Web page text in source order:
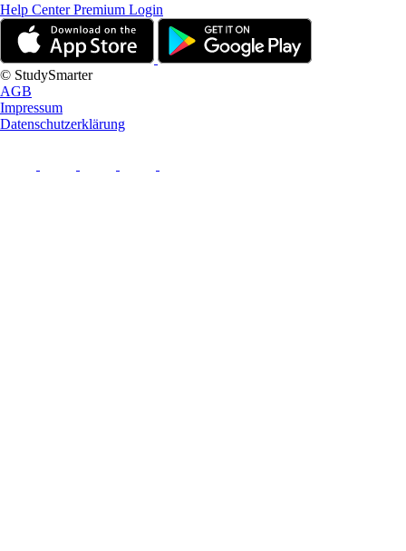
Help CenterPremium Login
© StudySmarter
AGB
Impressum
Datenschutzerklärung